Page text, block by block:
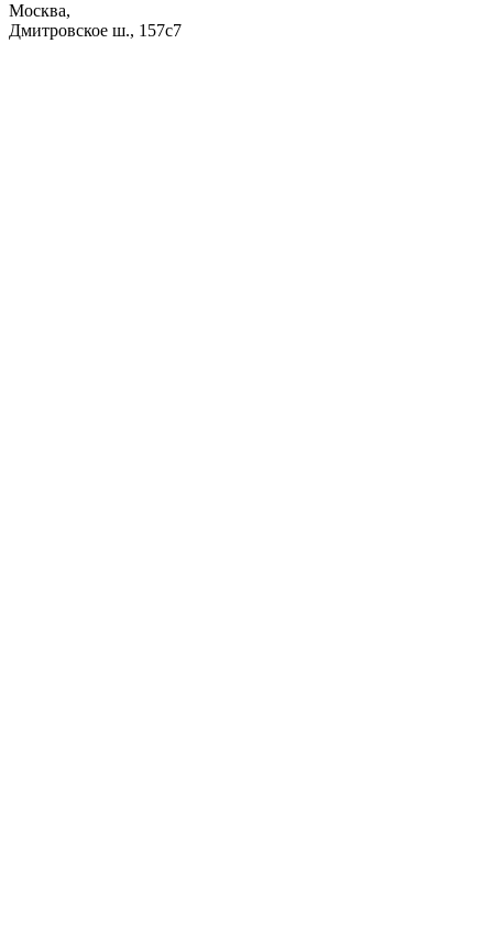
Москва,
Дмитровское ш., 157с7